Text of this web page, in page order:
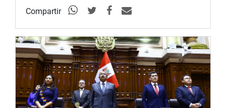
asegurando que las decisiones adoptadas en el Conasec
tengan un impacto real en la reducción de los índices de
la criminalidad”, plantea el proyecto de ley de Eduardo
Salhuana.
OFICINA DE COMUNICACIONES E IMAGEN
INSTITUCIONAL
Compartir